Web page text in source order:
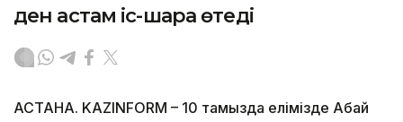
ден астам іс-шара өтеді
АСТАНА. KAZINFORM – 10 тамызда елімізде Абай